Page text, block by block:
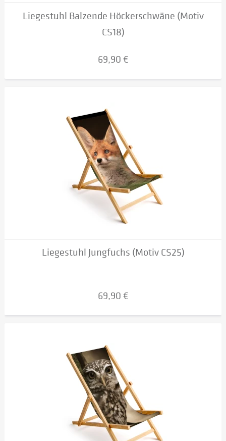
Liegestuhl Balzende Höckerschwäne (Motiv
CS18)
69,90 €
Liegestuhl Jungfuchs (Motiv CS25)
69,90 €